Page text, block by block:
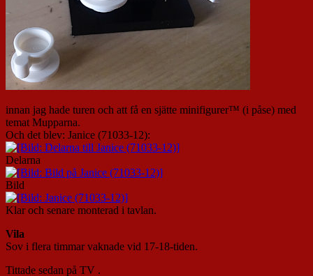
innan jag hade turen och att få en sjätte minifigurer™ (i påse) med
temat Mupparna.
Och det blev: Janice (71033-12):
Delarna
Bild
Klar och senare monterad i tavlan.
Vila
Sov i flera timmar vaknade vid 17-18-tiden.
Tittade sedan på TV .